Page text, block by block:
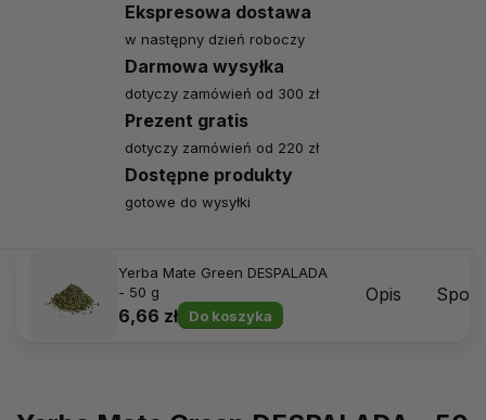
Ekspresowa dostawa
w następny dzień roboczy
Darmowa wysyłka
dotyczy zamówień od 300 zł
Prezent gratis
dotyczy zamówień od 220 zł
Dostępne produkty
gotowe do wysyłki
Yerba Mate Green DESPALADA
- 50 g
6,66 zł Do koszyka
Opis